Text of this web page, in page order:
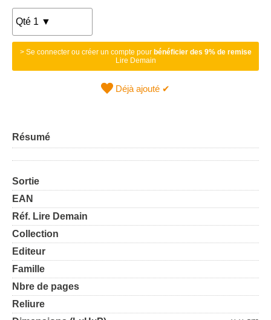
> Se connecter ou créer un compte pour bénéficier des 9% de remise
Lire Demain
Déjà ajouté ✔
Résumé
Sortie
EAN
Réf. Lire Demain
Collection
Editeur
Famille
Nbre de pages
Reliure